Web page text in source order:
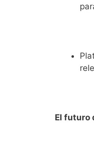
El futuro